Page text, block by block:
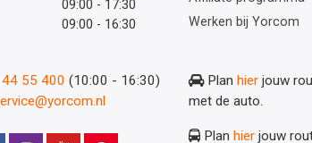
09:00 - 17:30
09:00 - 16:30
Werken bij Yorcom
Plan hier jouw
met de auto.
Plan hier jouw
44 55 400 (10:00 - 16:30)